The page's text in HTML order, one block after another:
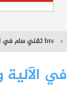
bts تقني سام في الآلية والإعلامية الصناعية